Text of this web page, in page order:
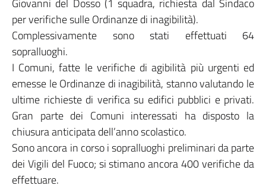
Giovanni del Dosso (1 squadra, richiesta dal Sindaco
per verifiche sulle Ordinanze di inagibilità).
Complessivamente sono stati effettuati 64
sopralluoghi.
I Comuni, fatte le verifiche di agibilità più urgenti ed
emesse le Ordinanze di inagibilità, stanno valutando le
ultime richieste di verifica su edifici pubblici e privati.
Gran parte dei Comuni interessati ha disposto la
chiusura anticipata dell’anno scolastico.
Sono ancora in corso i sopralluoghi preliminari da parte
dei Vigili del Fuoco; si stimano ancora 400 verifiche da
effettuare.